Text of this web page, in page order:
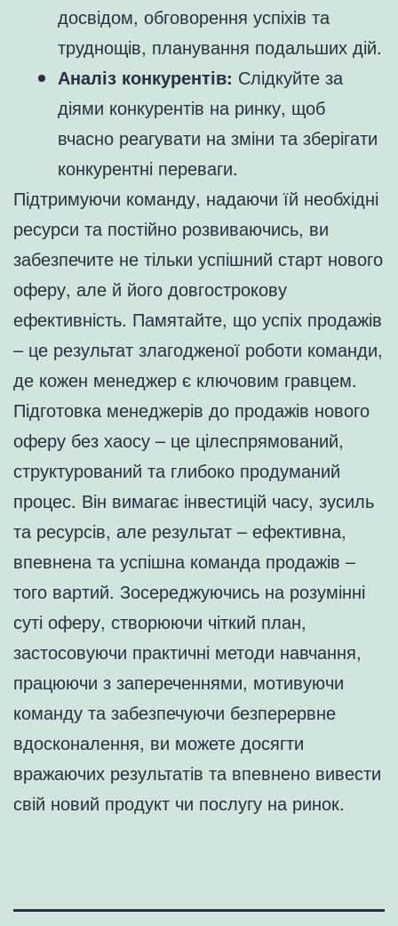
досвідом, обговорення успіхів та
труднощів, планування подальших дій.
Аналіз конкурентів: Слідкуйте за
діями конкурентів на ринку, щоб
вчасно реагувати на зміни та зберігати
конкурентні переваги.
Підтримуючи команду, надаючи їй необхідні
ресурси та постійно розвиваючись, ви
забезпечите не тільки успішний старт нового
оферу, але й його довгострокову
ефективність. Памятайте, що успіх продажів
– це результат злагодженої роботи команди,
де кожен менеджер є ключовим гравцем.
Підготовка менеджерів до продажів нового
оферу без хаосу – це цілеспрямований,
структурований та глибоко продуманий
процес. Він вимагає інвестицій часу, зусиль
та ресурсів, але результат – ефективна,
впевнена та успішна команда продажів –
того вартий. Зосереджуючись на розумінні
суті оферу, створюючи чіткий план,
застосовуючи практичні методи навчання,
працюючи з запереченнями, мотивуючи
команду та забезпечуючи безперервне
вдосконалення, ви можете досягти
вражаючих результатів та впевнено вивести
свій новий продукт чи послугу на ринок.